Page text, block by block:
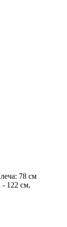
78 см
- 122 см,